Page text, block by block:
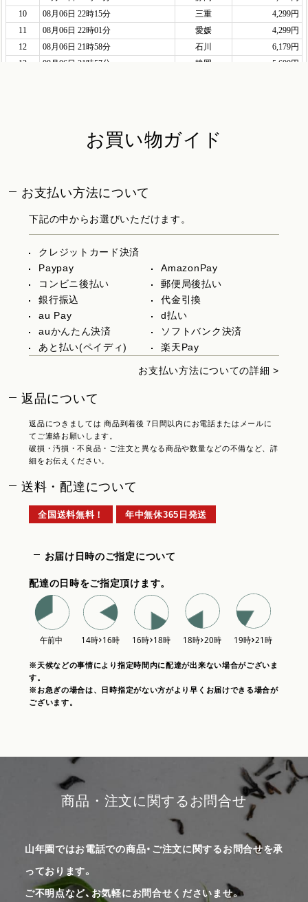
お買い物ガイド
お支払い方法について
下記の中からお選びいただけます。
クレジットカード決済
Paypay
AmazonPay
コンビニ後払い
郵便局後払い
銀行振込
代金引換
au Pay
d払い
auかんたん決済
ソフトバンク決済
あと払い(ペイディ)
楽天Pay
お支払い方法についての詳細 >
返品について
返品につきましては 商品到着後 7日間以内にお電話またはメールに
てご連絡お願いします。
破損・汚損・不良品・ご注文と異なる商品や数量などの不備など、詳
細をお伝えください。
送料・配達について
全国送料無料！ 年中無休365日発送
お届け日時のご指定について
配達の日時をご指定頂けます。
※天候などの事情により指定時間内に配達が出来ない場合がございま
す。
※お急ぎの場合は、日時指定がない方がより早くお届けできる場合が
ございます。
商品・注文に関するお問合せ
山年園ではお電話での商品・ご注文に関するお問合せを承
っております。
ご不明点など、お気軽にお問合せくださいませ。